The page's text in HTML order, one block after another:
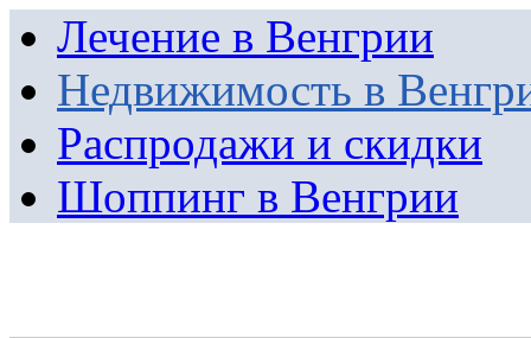
Лечение в Венгрии
Недвижимость в
Распродажи и скидки
Шоппинг в Венгрии